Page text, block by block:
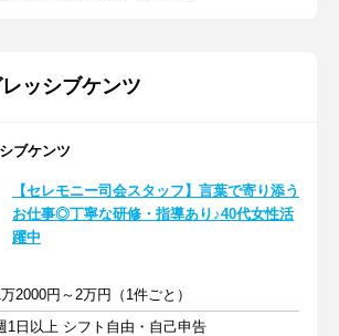
ッシブケンツ
ブケンツ
【セレモニー司会スタッフ】言葉で寄り添う
お仕事◎丁寧な研修・指導あり♪40代女性活
躍中
2000円～2万円（1件ごと）
1日以上 シフト自由・自己申告